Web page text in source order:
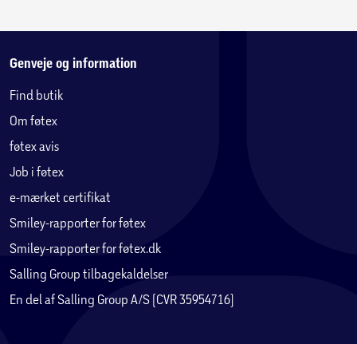
Genveje og information
Find butik
Om føtex
føtex avis
Job i føtex
e-mærket certifikat
Smiley-rapporter for føtex
Smiley-rapporter for føtex.dk
Salling Group tilbagekaldelser
En del af Salling Group A/S (CVR 35954716)